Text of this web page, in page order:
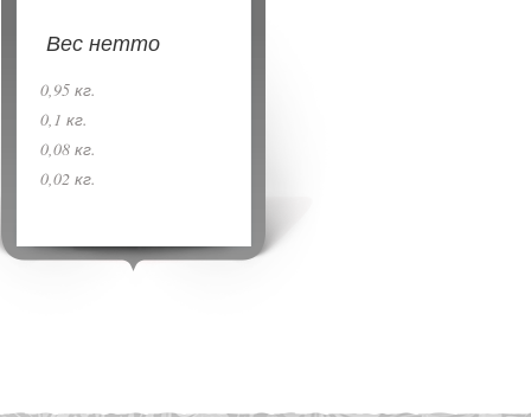
Вес нетто
0,95 кг.
0,1 кг.
0,08 кг.
0,02 кг.